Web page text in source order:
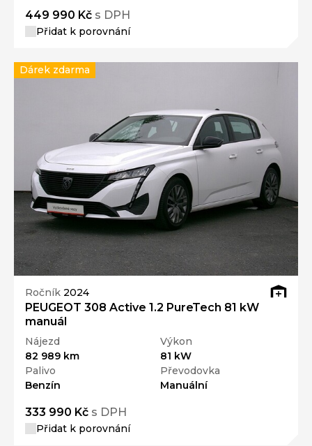
449 990 Kč s DPH
Přidat k porovnání
Ročník 2024
PEUGEOT 308 Active 1.2 PureTech 81 kW
manuál
Nájezd
82 989 km
Výkon
81 kW
Palivo
Benzín
Převodovka
Manuální
333 990 Kč s DPH
Přidat k porovnání
Dárek zdarma